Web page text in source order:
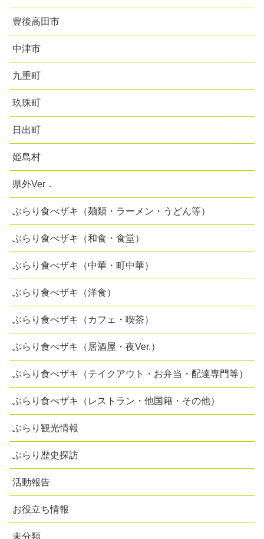
豊後高田市
中津市
九重町
玖珠町
日出町
姫島村
県外Ver．
ぶらり食べザキ（麺類・ラーメン・うどん等）
ぶらり食べザキ（和食・食堂）
ぶらり食べザキ（中華・町中華）
ぶらり食べザキ（洋食）
ぶらり食べザキ（カフェ・喫茶）
ぶらり食べザキ（居酒屋・夜Ver.）
ぶらり食べザキ（テイクアウト・お弁当・配達専門等）
ぶらり食べザキ（レストラン・他国籍・その他）
ぶらり観光情報
ぶらり歴史探訪
活動報告
お役立ち情報
未分類